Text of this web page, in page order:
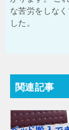
な苦労をしな
した。
関連記事